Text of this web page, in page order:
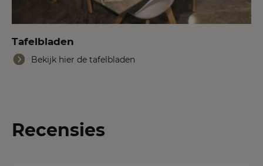
Tafelbladen
Bekijk hier de tafelbladen
Recensies